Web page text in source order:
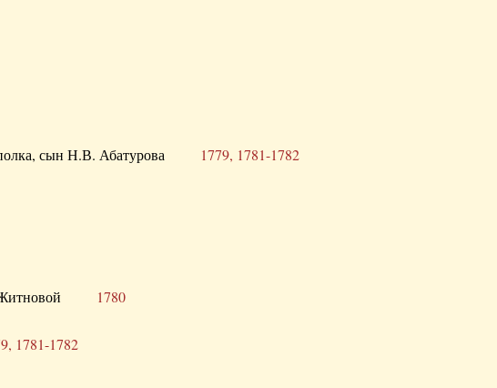
полка, сын Н.В. Абатурова 1779, 1781-1782
Житновой 1780
1781-1782